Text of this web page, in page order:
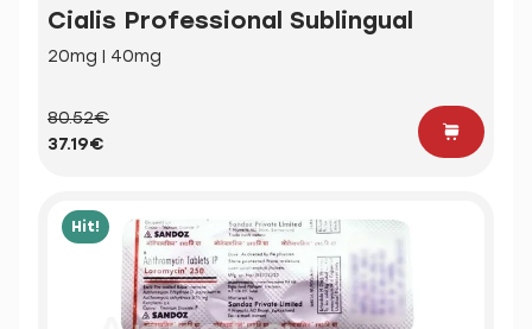
Cialis Professional Sublingual
20mg | 40mg
80.52€
37.19€
Hit!